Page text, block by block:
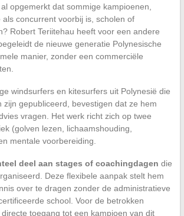
opgemerkt dat sommige kampioenen,
concurrent voorbij is, scholen of
Robert Teriitehau heeft voor een andere
de nieuwe generatie Polynesische
manier, zonder een commerciële
windsurfers en kitesurfers uit Polynesië die
zijn gepubliceerd, bevestigen dat ze hem
vragen. Het werk richt zich op twee
(golven lezen, lichaamshouding,
mentale voorbereiding.
deel aan stages of coachingdagen die
Deze flexibele aanpak stelt hem
over te dragen zonder de administratieve
school. Voor de betrokken
toegang tot een kampioen van dit